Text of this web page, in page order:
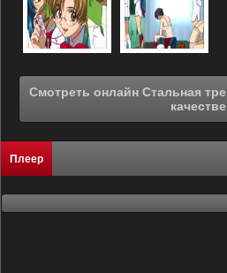
Смотреть онлайн Стальная тревога (2002) в хорошем
качестве
Плеер